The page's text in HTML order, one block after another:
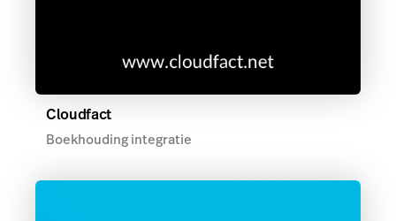
Cloudfact
Boekhouding integratie